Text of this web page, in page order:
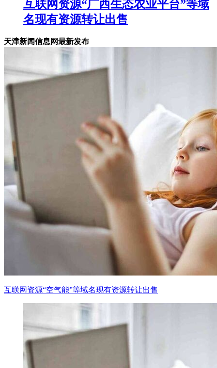
互联网资源“广西生态农业平台”等域
名现有资源转让出售
天津新闻信息网最新发布
互联网资源“空气能”等域名现有资源转让出售